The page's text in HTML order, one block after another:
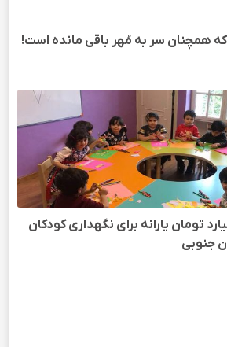
که همچنان سر به مُهر باقی مانده است!
بیش از ۲ میلیارد تومان یارانه برای نگهداری کودکان
جنوبی